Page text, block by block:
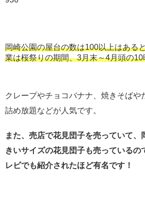
岡崎公園の屋台の数は100以上はある
業は桜祭りの期間、3月末～4月頭の
クレープやチョコバナナ、焼きそばや
詰め放題などが人気です。
また、売店で花見団子を売っていて、
きいサイズの花見団子も売っているの
レビでも紹介されたほど有名です！